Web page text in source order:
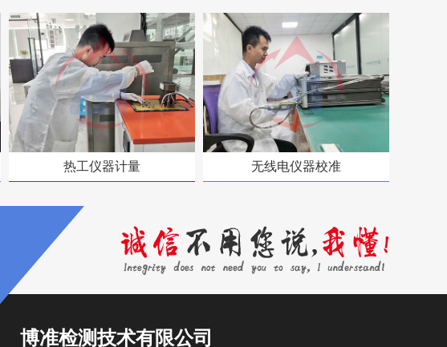
热工仪器计量 无线电仪器校准
博准检测技术有限公司